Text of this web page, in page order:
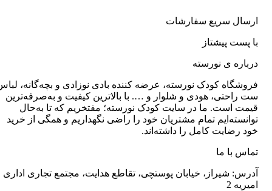
ارسال سریع سفارشات
با پست پیشتاز
درباره ی نورسته
فروشگاه کودک نورسته، عرضه کننده بادی نوزادی و بچه‌گانه،
ست راحتی، هودی و شلوار و …. با بالاترین کیفیت و به‌صرفه‌ترین
قیمت است. ما در سایت کودک نورسته؛ مفتخریم که تا به‌حال
توانسته‌ایم تمام مشتریان خود را راضی نگهداریم و همگی از خرید
خود رضایت کامل را داشته‌اند.
تماس با ما
آدرس: شیراز، خیابان پوستچی، تقاطع هدایت، مجتمع تجاری اداری
امیریه 2